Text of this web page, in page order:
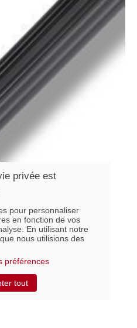
privée est
pour personnaliser
en fonction de vos
En utilisant notre
nous utilisions des
préférences
tout